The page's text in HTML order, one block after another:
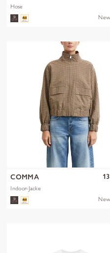
Hose
COMMA
Indoor-Jacke